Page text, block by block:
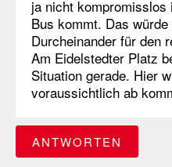
ja nicht
Bus kommt. Das
Durcheinander für den
Am Eidelstedter Platz
Situation gerade. Hier
voraussichtlich ab
ANTWORTEN